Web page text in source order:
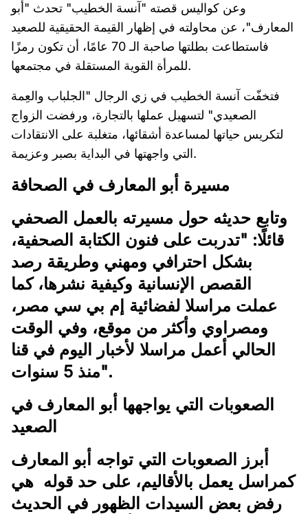
وعن كواليس قصته "آنسة الخطيب" تحدث "أبو
المعارف"، عن محاولته في إظهار القيمة الحقيقية للصعيد
فاستطاعت بطلتها صاحبة الـ 70 عامًا، أن تكون رمزًا
للمرأة القوية المستقلة في مجتمعها.
فتخفّت آنسة الخطيب في زي الرجال "الجلباب والعِمة
الصعيدي" لتسهيل عملها بالتجارة، ورفضت الزواج
لتكريس حياتها لمساعدة أشقائها، متغلبة على الانتقادات
التي واجهتها في البداية بصبر وعزيمة.
مسيرة أبو المعارف في الصحافة
وتابع حديثه حول مسيرته بالعمل الصحفي
قائلًا: "تدربت على فنون الكتابة الصحفية،
بشكل احترافي ومهني وطريقة رصد
القصص الإنسانية وكيفية نشرها، كما
عملت مراسلا لفضائية إم بي سي مصر،
ومصراوي وأكثر من موقع، وفي الوقت
الحالي أعمل مراسلا لأخبار اليوم في قنا
منذ 5 سنوات".
الصعوبات التي يواجهها أبو المعارف في
الصعيد
أبرز الصعوبات التي تواجه أبو المعارف
كمراسل يعمل بالأقاليم، على حد قوله هي
رفض بعض السيدات الظهور في الحديث